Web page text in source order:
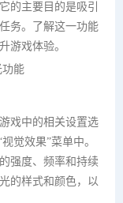
的主要目的是吸引
务。了解这一功能
游戏体验。
戏中的相关设置选
觉效果”菜单中。
强度、频率和持续
的样式和颜色，以